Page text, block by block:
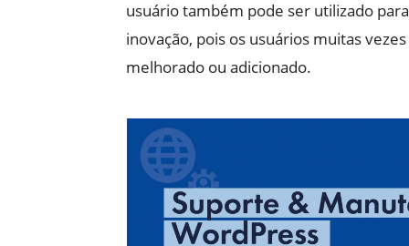
usuário também pode ser utilizado
inovação, pois os usuários muitas
melhorado ou adicionado.